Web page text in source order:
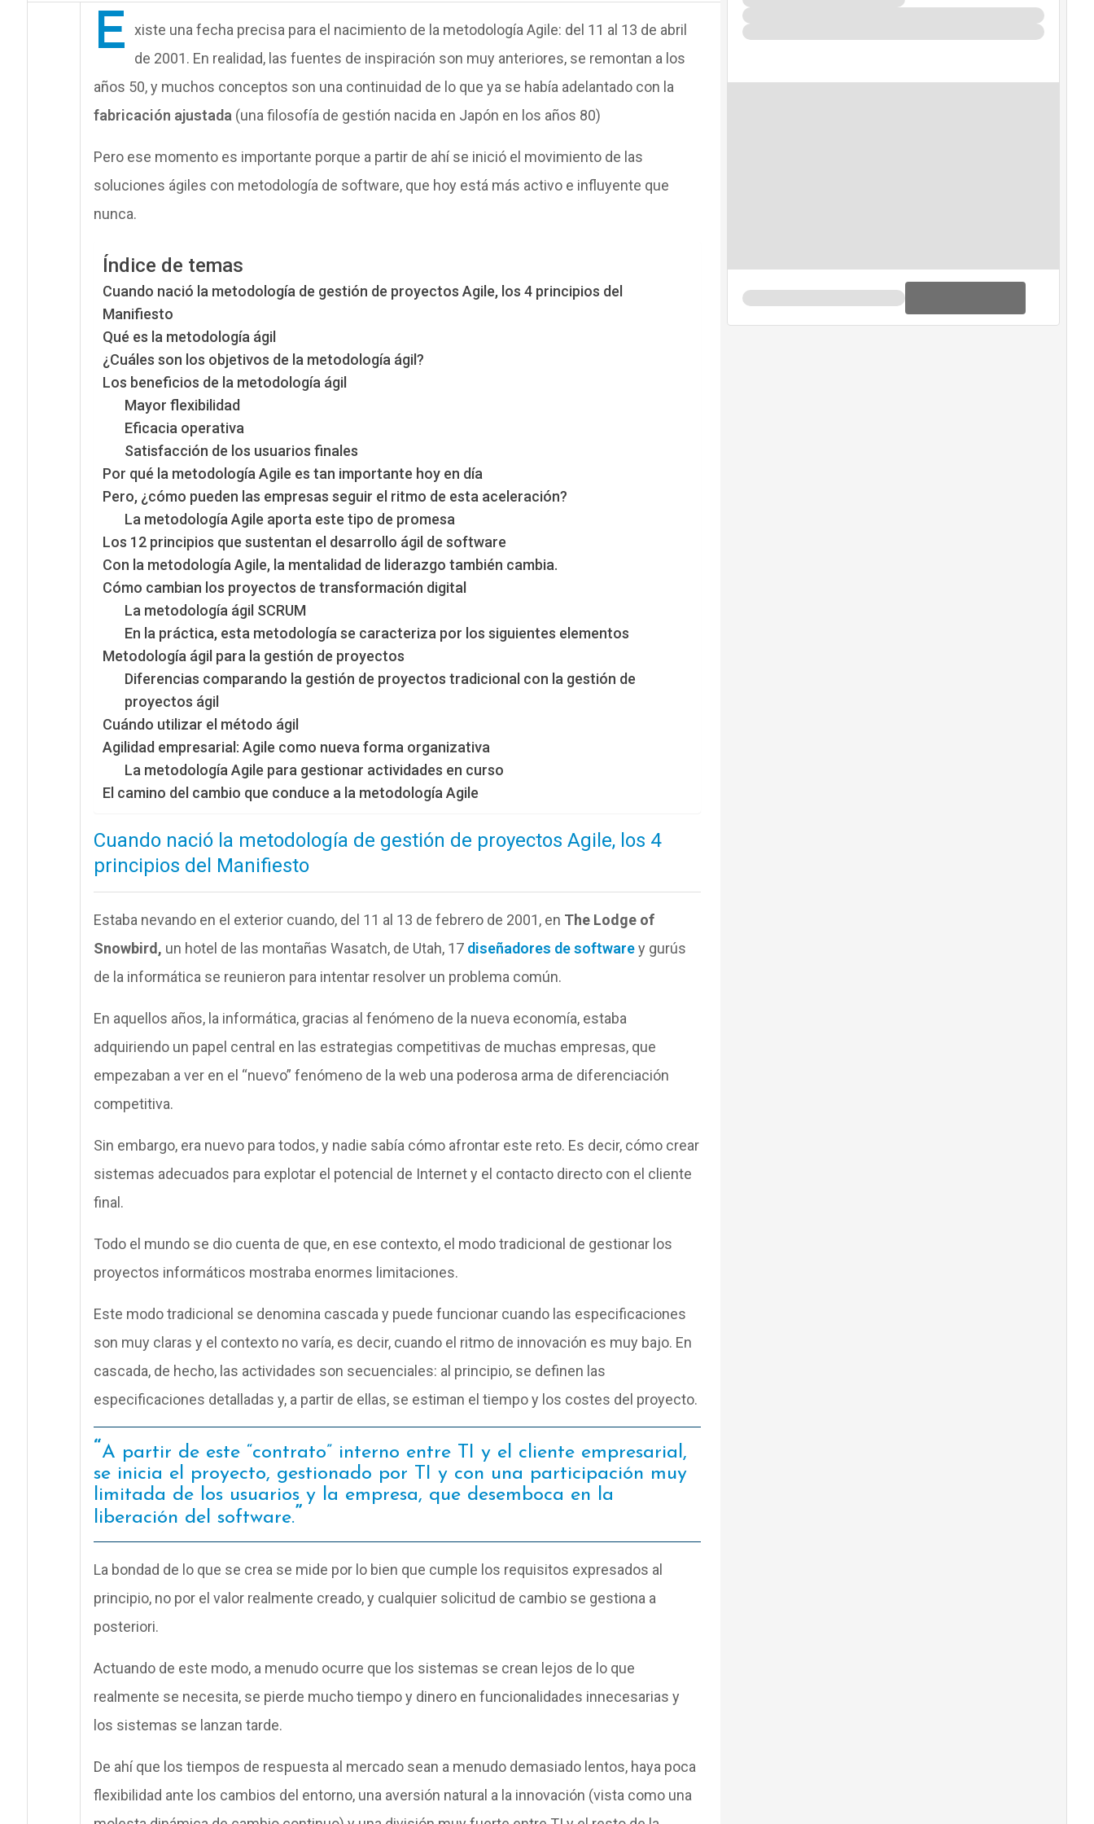
E xiste una fecha precisa para el nacimiento de la metodología Agile: del 11 al 13 de abril
de 2001. En realidad, las fuentes de inspiración son muy anteriores, se remontan a los
años 50, y muchos conceptos son una continuidad de lo que ya se había adelantado con la
fabricación ajustada (una filosofía de gestión nacida en Japón en los años 80)
Pero ese momento es importante porque a partir de ahí se inició el movimiento de las
soluciones ágiles con metodología de software, que hoy está más activo e influyente que
nunca.
Índice de temas
Cuando nació la metodología de gestión de proyectos Agile, los 4 principios del
Manifiesto
Qué es la metodología ágil
¿Cuáles son los objetivos de la metodología ágil?
Los beneficios de la metodología ágil
Mayor flexibilidad
Eficacia operativa
Satisfacción de los usuarios finales
Por qué la metodología Agile es tan importante hoy en día
Pero, ¿cómo pueden las empresas seguir el ritmo de esta aceleración?
La metodología Agile aporta este tipo de promesa
Los 12 principios que sustentan el desarrollo ágil de software
Con la metodología Agile, la mentalidad de liderazgo también cambia.
Cómo cambian los proyectos de transformación digital
La metodología ágil SCRUM
En la práctica, esta metodología se caracteriza por los siguientes elementos
Metodología ágil para la gestión de proyectos
Diferencias comparando la gestión de proyectos tradicional con la gestión de
proyectos ágil
Cuándo utilizar el método ágil
Agilidad empresarial: Agile como nueva forma organizativa
La metodología Agile para gestionar actividades en curso
El camino del cambio que conduce a la metodología Agile
Cuando nació la metodología de gestión de proyectos Agile, los 4
principios del Manifiesto
Estaba nevando en el exterior cuando, del 11 al 13 de febrero de 2001, en The Lodge of
Snowbird, un hotel de las montañas Wasatch, de Utah, 17 diseñadores de software y gurús
de la informática se reunieron para intentar resolver un problema común.
En aquellos años, la informática, gracias al fenómeno de la nueva economía, estaba
adquiriendo un papel central en las estrategias competitivas de muchas empresas, que
empezaban a ver en el “nuevo” fenómeno de la web una poderosa arma de diferenciación
competitiva.
Sin embargo, era nuevo para todos, y nadie sabía cómo afrontar este reto. Es decir, cómo crear
sistemas adecuados para explotar el potencial de Internet y el contacto directo con el cliente
final.
Todo el mundo se dio cuenta de que, en ese contexto, el modo tradicional de gestionar los
proyectos informáticos mostraba enormes limitaciones.
Este modo tradicional se denomina cascada y puede funcionar cuando las especificaciones
son muy claras y el contexto no varía, es decir, cuando el ritmo de innovación es muy bajo. En
cascada, de hecho, las actividades son secuenciales: al principio, se definen las
especificaciones detalladas y, a partir de ellas, se estiman el tiempo y los costes del proyecto.
A partir de este “contrato” interno entre TI y el cliente empresarial,
se inicia el proyecto, gestionado por TI y con una participación muy
limitada de los usuarios y la empresa, que desemboca en la
liberación del software.
La bondad de lo que se crea se mide por lo bien que cumple los requisitos expresados al
principio, no por el valor realmente creado, y cualquier solicitud de cambio se gestiona a
posteriori.
Actuando de este modo, a menudo ocurre que los sistemas se crean lejos de lo que
realmente se necesita, se pierde mucho tiempo y dinero en funcionalidades innecesarias y
los sistemas se lanzan tarde.
De ahí que los tiempos de respuesta al mercado sean a menudo demasiado lentos, haya poca
flexibilidad ante los cambios del entorno, una aversión natural a la innovación (vista como una